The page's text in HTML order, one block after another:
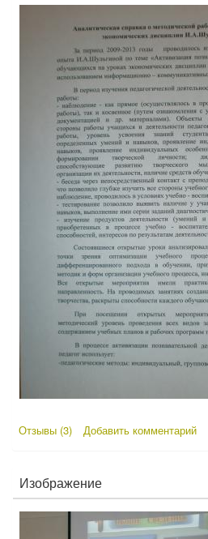
Отзывы (3) Добавить комментарий
Изображение